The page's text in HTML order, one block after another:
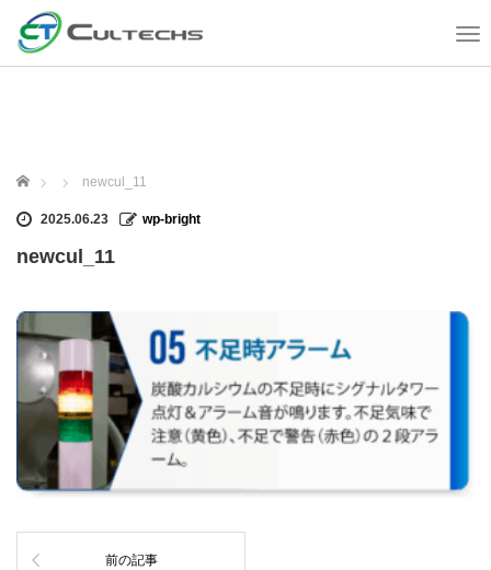
T
i
ホーム newcul_11
2025.06.23 wp-bright
newcul_11
前の記事